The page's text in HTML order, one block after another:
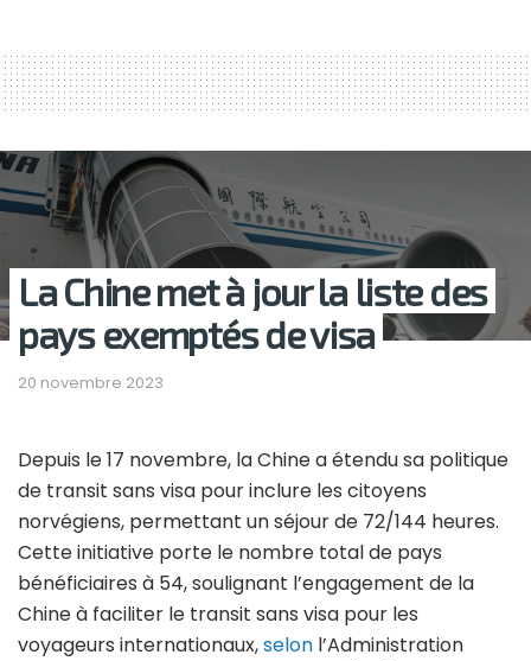
La Chine met à jour la liste des
pays exemptés de visa
20 novembre 2023
Depuis le 17 novembre, la Chine a étendu sa politique
de transit sans visa pour inclure les citoyens
norvégiens, permettant un séjour de 72/144 heures.
Cette initiative porte le nombre total de pays
bénéficiaires à 54, soulignant l’engagement de la
Chine à faciliter le transit sans visa pour les
voyageurs internationaux,selon l’Administration